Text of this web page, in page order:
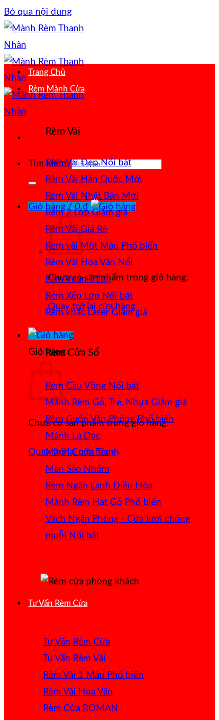
Bỏ qua nội dung
Tìm kiếm:
Giỏ hàng /0₫
Chưa có sản phẩm trong giỏ hàng.
Quay trở lại cửa hàng
Giỏ hàng
Chưa có sản phẩm trong giỏ hàng.
Quay trở lại cửa hàng
Trang Chủ
Rèm Mành Cửa
Rèm Vải
Rèm Vải Đẹp
Rèm Vải Hàn Quốc
Rèm Vải Nhật Bản
Rèm 2 Lớp
Rèm Vải Giá Rẻ
Rèm vải Một Màu
Rèm Vải Hoa Văn Nổi
Rèm Voan Trắng
Rèm Xếp Lớp
Rèm khắc Laser
Rèm Cửa Sổ
Rèm Cầu Vồng
Mành Rèm Gỗ, Tre, Nhựa
Rèm Cuốn Văn Phòng
Mành Lá Dọc
Mành Cuốn Tranh
Màn Sáo Nhôm
Rèm Ngăn Lạnh Điều Hòa
Mành Rèm Hạt Gỗ
Vách Ngăn Phòng - Cửa lưới chống
muỗi
Tư Vấn Rèm Cửa
Tư Vấn Rèm Cửa
Tư Vấn Rèm Vải
Rèm Vải 1 Màu
Rèm Vải Hoa Văn
Rèm Cửa ROMAN